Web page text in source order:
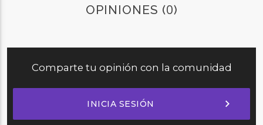
OPINIONES (0)
Comparte tu opinión con la comunidad
INICIA SESIÓN chevron_right